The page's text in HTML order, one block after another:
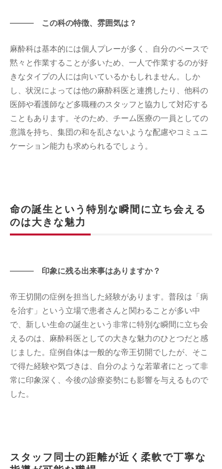
この科の特徴、雰囲気は？
麻酔科は基本的には個人プレーが多く、自分のペースで
黙々と作業することが多いため、一人で作業するのが好
きなタイプの人には向いているかもしれません。しか
し、状況によっては他の麻酔科医と連携したり、他科の
医師や看護師など多職種のスタッフと協力して対応する
こともあります。そのため、チーム医療の一員としての
意識を持ち、集団の和を乱さないような配慮やコミュニ
ケーション能力も求められるでしょう。
命の誕生という特別な瞬間に立ち会える
のは大きな魅力
印象に残る出来事はありますか？
帝王切開の症例を担当した経験があります。普段は「病
を治す」という立場で患者さんと関わることが多い中
で、新しい生命の誕生という非常に特別な瞬間に立ち会
えるのは、麻酔科医としての大きな魅力のひとつだと感
じました。症例自体は一般的な帝王切開でしたが、そこ
で得た経験や気づきは、自分のような若輩者にとって非
常に印象深く、今後の診療姿勢にも影響を与えるもので
した。
スタッフ同士の距離が近く柔軟で丁寧な